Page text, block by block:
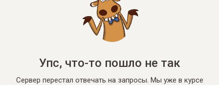
Упс, что-то пошло не так
Сервер перестал отвечать на запросы. Мы уже в курсе